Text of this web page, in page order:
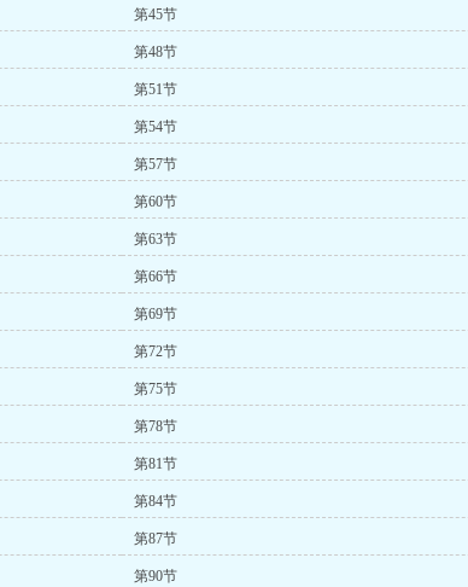
第45节
第48节
第51节
第54节
第57节
第60节
第63节
第66节
第69节
第72节
第75节
第78节
第81节
第84节
第87节
第90节